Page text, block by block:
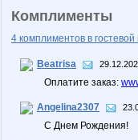
Комплименты
4 комплиментов в гостевой
Beatrisa
Оплатите заказ:
Angelina2307
С Днем Рождения!